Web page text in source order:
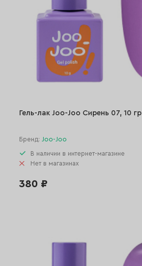
Гель-лак Joo-Joo Сирень 07, 10 гр
Бренд: Joo-Joo
В наличии в интернет-магазине
Нет в магазинах
380 ₽